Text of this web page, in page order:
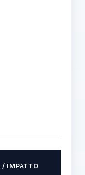
/ IMPATTO